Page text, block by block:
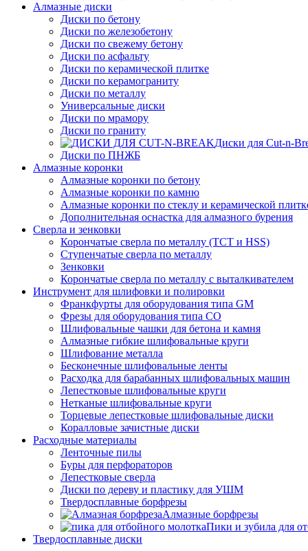
Алмазные диски
Диски по бетону
Диски по железобетону
Диски по свежему бетону
Диски по асфальту
Диски по керамической плитке
Диски по керамограниту
Диски по металлу
Универсальные диски
Диски по мрамору
Диски по граниту
Диски для Cut-n-
Диски по ПНЖБ
Алмазные коронки
Алмазные коронки по бетону
Алмазные коронки по камню
Алмазные коронки по стеклу и керамической
Дополнительная оснастка для алмазного бурения
Сверла и зенковки
Корончатые сверла по металлу (TCT и HSS)
Ступенчатые сверла по металлу
Зенковки
Корончатые сверла по металлу c выталкивателем
Инструмент для шлифовки и полировки
Франкфурты для оборудования типа GM
Фрезы для оборудования типа СО
Шлифовальные чашки для бетона и камня
Алмазные гибкие шлифовальные круги
Шлифование металла
Бесконечные шлифовальные ленты
Расходка для барабанных шлифовальных машин
Лепестковые шлифовальные круги
Нетканые шлифовальные круги
Торцевые лепестковые шлифовальные диски
Коралловые зачистные диски
Расходные материалы
Ленточные пилы
Буры для перфораторов
Лепестковые сверла
Диски по дереву и пластику для УШМ
Твердосплавные борфрезы
Алмазные борфрезы
Пики и зубила для
Твердосплавные диски